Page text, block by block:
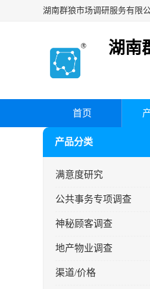
湖南
首页
产品分类
满意度研究
公共事务专项调查
神秘顾客调查
地产物业调查
渠道/价格